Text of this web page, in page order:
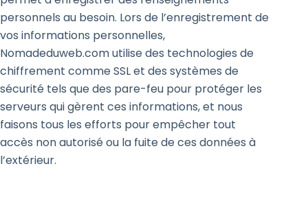
personnels au besoin. Lors de l’enregistrement de
vos informations personnelles,
Nomadeduweb.com utilise des technologies de
chiffrement comme SSL et des systèmes de
sécurité tels que des pare-feu pour protéger les
serveurs qui gèrent ces informations, et nous
faisons tous les efforts pour empêcher tout
accès non autorisé ou la fuite de ces données à
l’extérieur.